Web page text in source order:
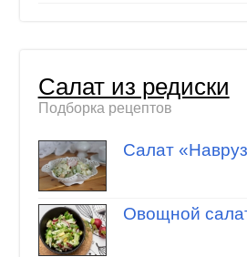
Салат из редиски
Подборка рецептов
Салат
Овощной